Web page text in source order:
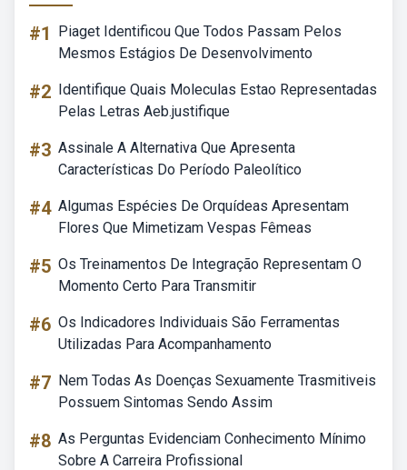
#1
Piaget Identificou Que Todos Passam Pelos
Mesmos Estágios De Desenvolvimento
#2 Identifique Quais Moleculas Estao Representadas
Pelas Letras Aeb.justifique
#3 Assinale A Alternativa Que Apresenta
Características Do Período Paleolítico
#4 Algumas Espécies De Orquídeas Apresentam
Flores Que Mimetizam Vespas Fêmeas
#5 Os Treinamentos De Integração Representam O
Momento Certo Para Transmitir
#6 Os Indicadores Individuais São Ferramentas
Utilizadas Para Acompanhamento
#7 Nem Todas As Doenças Sexuamente Trasmitiveis
Possuem Sintomas Sendo Assim
#8 As Perguntas Evidenciam Conhecimento Mínimo
Sobre A Carreira Profissional